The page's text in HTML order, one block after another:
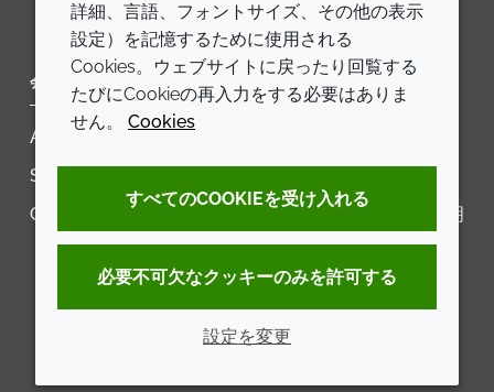
LinkedInYoutubeLine
会社
Annual Report
Sustainability Report
Croda.com
LEGAL
アクセシビリティに関する声明
詳細、言語、フォントサイズ、その他の表示
設定）を記憶するために使用される
Cookies。ウェブサイトに戻ったり回覧する
たびにCookieの再入力をする必要はありま
せん。 Cookies
すべてのCOOKIEを受け入れる
必要不可欠なクッキーのみを許可する
設定を変更